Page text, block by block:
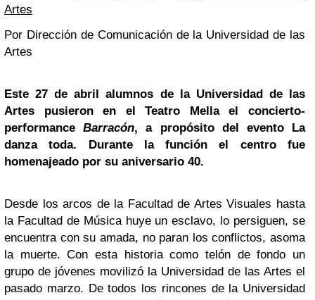
Artes
Por Dirección de Comunicación de la Universidad de las
Artes
Este 27 de abril alumnos de la Universidad de las
Artes pusieron en el Teatro Mella el concierto-
performanceBarracón, a propósito del evento La
danza toda. Durante la función el centro fue
homenajeado por su aniversario 40.
Desde los arcos de la Facultad de Artes Visuales hasta
la Facultad de Música huye un esclavo, lo persiguen, se
encuentra con su amada, no paran los conflictos, asoma
la muerte. Con esta historia como telón de fondo un
grupo de jóvenes movilizó la Universidad de las Artes el
pasado marzo. De todos los rincones de la Universidad